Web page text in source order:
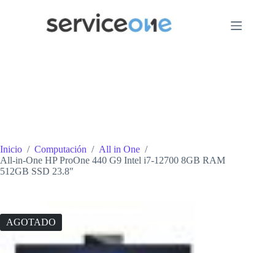
Inicio / Computación / All in One /
All-in-One HP ProOne 440 G9 Intel i7-12700 8GB RAM
512GB SSD 23.8″
AGOTADO